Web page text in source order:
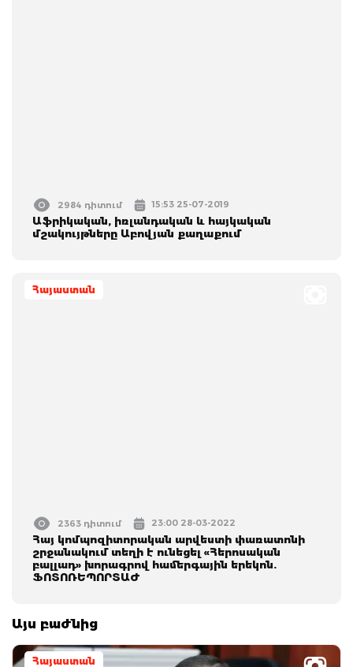
2984 դիտում 15:53 25-07-2019
Աֆրիկական, իռլանդական և հայկական
մշակույթները Աբովյան քաղաքում
Հայաստան
2363 դիտում 23:00 28-03-2022
Հայ կոմպոզիտորական արվեստի փառատոնի
շրջանակում տեղի է ունեցել «Հերոսական
բալլադ» խորագրով համերգային երեկոն.
ՖՈՏՈՌԵՊՈՐՏԱԺ
Այս բաժնից
Հայաստան